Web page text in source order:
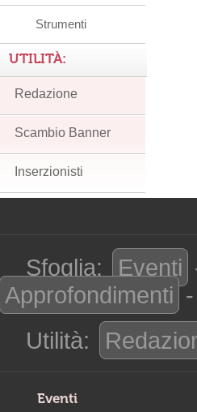
Strumenti
UTILITÀ:
Redazione
Scambio Banner
Inserzionisti
Sfoglia: Eventi
Approfondimenti -
Utilità:
Eventi